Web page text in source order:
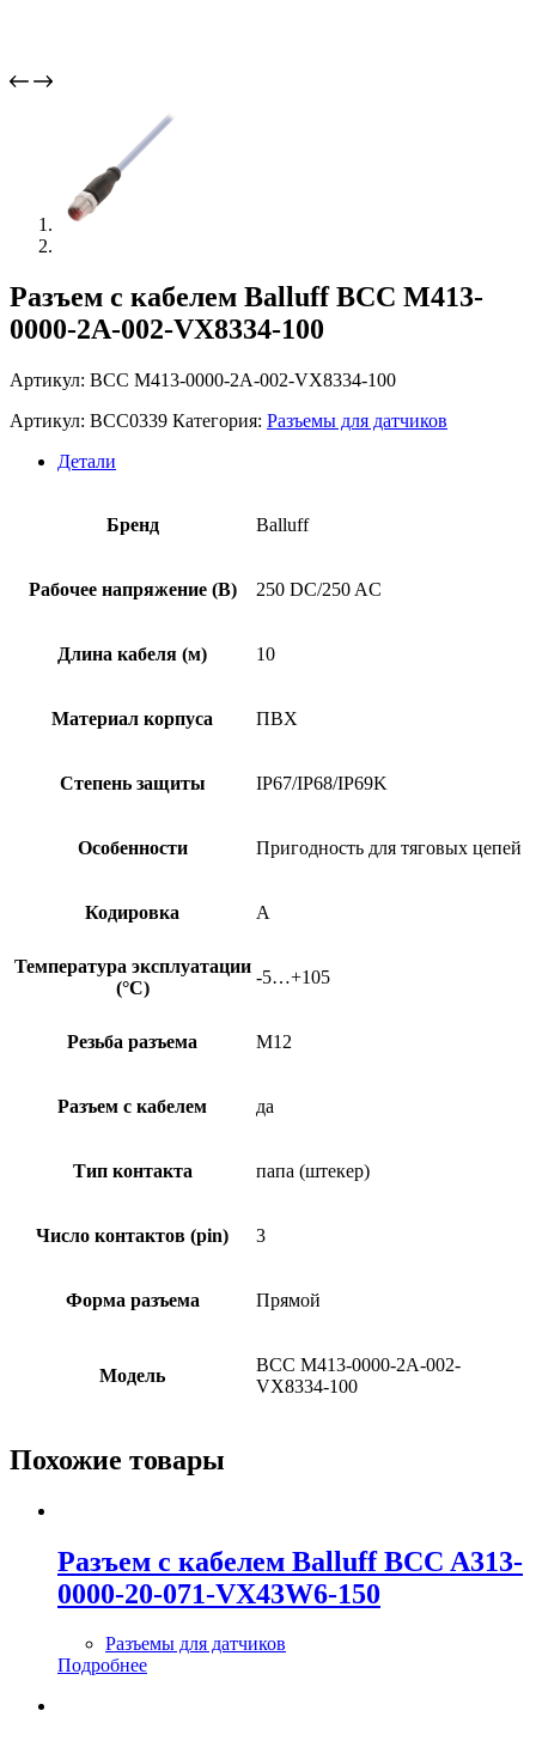
Разъем с кабелем Balluff BCC M413-
0000-2A-002-VX8334-100
Артикул: BCC M413-0000-2A-002-VX8334-100
Артикул: BCC0339 Категория: Разъемы для датчиков
Детали
Бренд Balluff
Рабочее напряжение (В) 250 DC/250 AC
Длина кабеля (м) 10
Материал корпуса ПВХ
Степень защиты IP67/IP68/IP69K
Особенности Пригодность для тяговых цепей
Кодировка A
Температура эксплуатации
(°C)
-5…+105
Резьба разъема M12
Разъем с кабелем да
Тип контакта папа (штекер)
Число контактов (pin) 3
Форма разъема Прямой
Модель
BCC M413-0000-2A-002-
VX8334-100
Похожие товары
Разъем с кабелем Balluff BCC A313-
0000-20-071-VX43W6-150
Разъемы для датчиков
Подробнее